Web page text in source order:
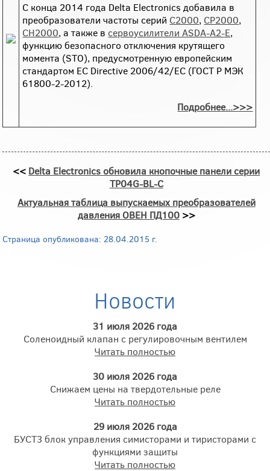
С конца 2014 года Delta Electronics добавила в
преобразователи частоты серий C2000, CP2000,
CH2000, а также в сервоусилители ASDA-A2-E,
функцию безопасного отключения крутящего
момента (STO), предусмотренную европейским
стандартом EC Directive 2006/42/EC (ГОСТ Р МЭК
61800-2-2012).
Подробнее...>>>
<< Delta Electronics обновила кнопочные панели серии
TP04G-BL-C
Актуальная таблица выпускаемых преобразователей
давления ОВЕН ПД100>>
Страница опубликована: 28.04.2015 г.
Новости
31 июля 2026 года
Соленоидный клапан с регулировочным вентилем
Читать полностью
30 июля 2026 года
Снижаем цены на твердотельные реле
Читать полностью
29 июля 2026 года
БУСТ3 блок управления симисторами и тиристорами с
функциями защиты
Читать полностью